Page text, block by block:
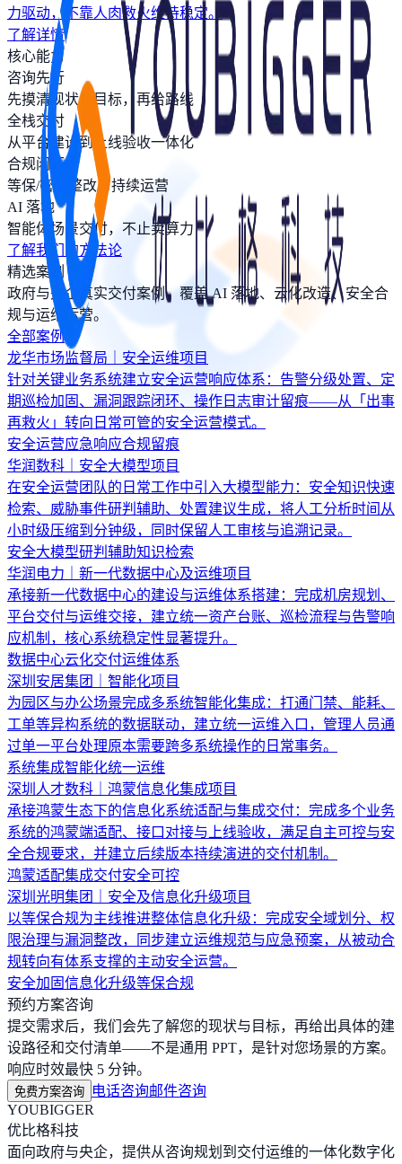
力驱动，不靠人肉救火维持稳定。
了解详情
核心能力
咨询先行
先摸清现状与目标，再给路线
全栈交付
从平台建设到上线验收一体化
合规闭环
等保/密评整改与持续运营
AI 落地
智能体场景交付，不止卖算力
了解我们的方法论
精选案例
政府与央企真实交付案例，覆盖 AI 落地、云化改造、安全合
规与运维运营。
全部案例
龙华市场监督局｜安全运维项目
针对关键业务系统建立安全运营响应体系：告警分级处置、定
期巡检加固、漏洞跟踪闭环、操作日志审计留痕——从「出事
再救火」转向日常可管的安全运营模式。
安全运营应急响应合规留痕
华润数科｜安全大模型项目
在安全运营团队的日常工作中引入大模型能力：安全知识快速
检索、威胁事件研判辅助、处置建议生成，将人工分析时间从
小时级压缩到分钟级，同时保留人工审核与追溯记录。
安全大模型研判辅助知识检索
华润电力｜新一代数据中心及运维项目
承接新一代数据中心的建设与运维体系搭建：完成机房规划、
平台交付与运维交接，建立统一资产台账、巡检流程与告警响
应机制，核心系统稳定性显著提升。
数据中心云化交付运维体系
深圳安居集团｜智能化项目
为园区与办公场景完成多系统智能化集成：打通门禁、能耗、
工单等异构系统的数据联动，建立统一运维入口，管理人员通
过单一平台处理原本需要跨多系统操作的日常事务。
系统集成智能化统一运维
深圳人才数科｜鸿蒙信息化集成项目
承接鸿蒙生态下的信息化系统适配与集成交付：完成多个业务
系统的鸿蒙端适配、接口对接与上线验收，满足自主可控与安
全合规要求，并建立后续版本持续演进的交付机制。
鸿蒙适配集成交付安全可控
深圳光明集团｜安全及信息化升级项目
以等保合规为主线推进整体信息化升级：完成安全域划分、权
限治理与漏洞整改，同步建立运维规范与应急预案，从被动合
规转向有体系支撑的主动安全运营。
安全加固信息化升级等保合规
预约方案咨询
提交需求后，我们会先了解您的现状与目标，再给出具体的建
设路径和交付清单——不是通用 PPT，是针对您场景的方案。
响应时效最快 5 分钟。
免费方案咨询 电话咨询邮件咨询
YOUBIGGER
优比格科技
面向政府与央企，提供从咨询规划到交付运维的一体化数字化